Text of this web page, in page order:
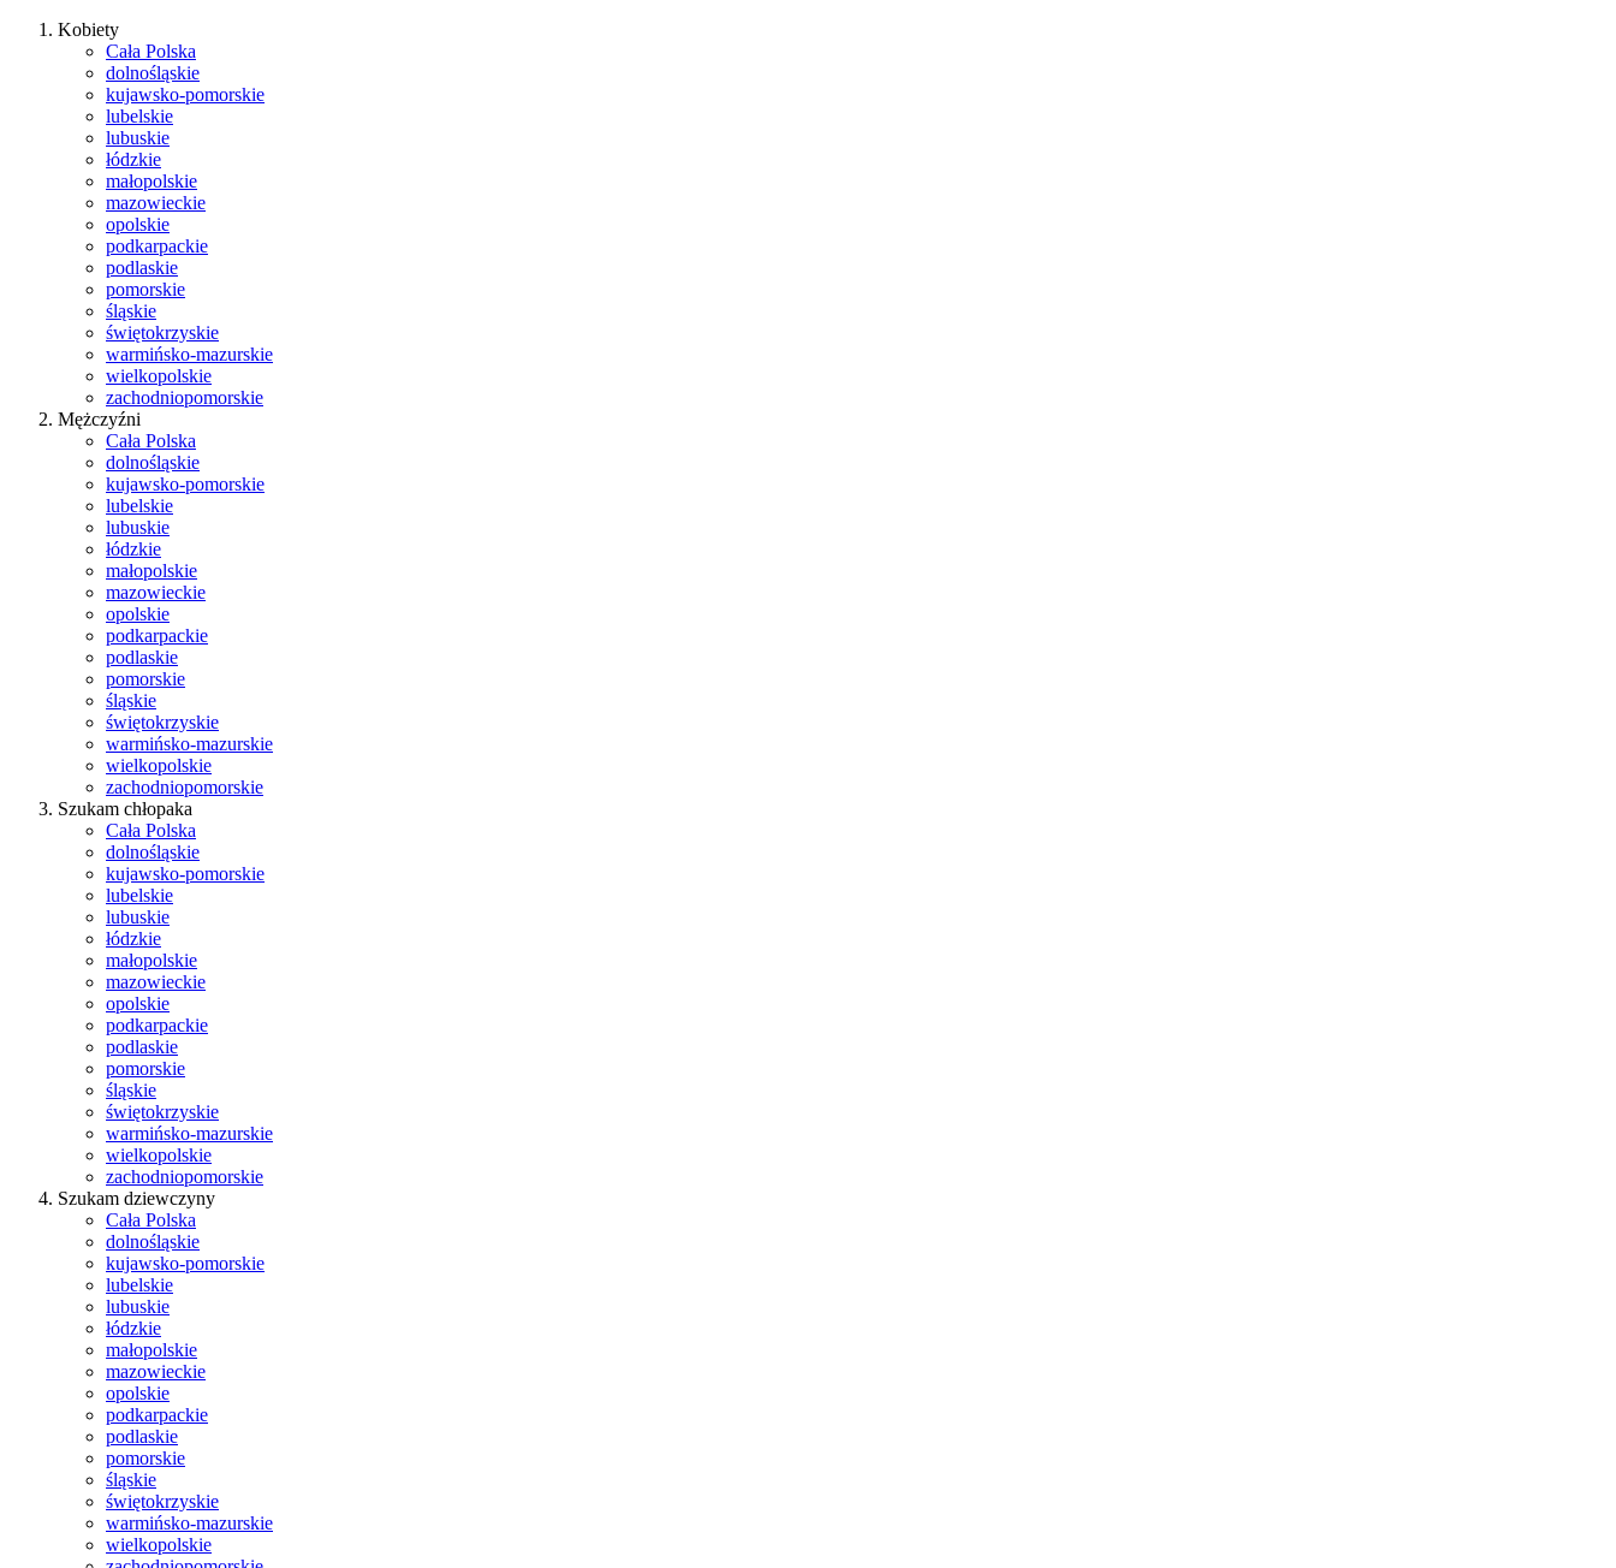
Kobiety
Cała Polska
dolnośląskie
kujawsko-pomorskie
lubelskie
lubuskie
łódzkie
małopolskie
mazowieckie
opolskie
podkarpackie
podlaskie
pomorskie
śląskie
świętokrzyskie
warmińsko-mazurskie
wielkopolskie
zachodniopomorskie
Mężczyźni
Cała Polska
dolnośląskie
kujawsko-pomorskie
lubelskie
lubuskie
łódzkie
małopolskie
mazowieckie
opolskie
podkarpackie
podlaskie
pomorskie
śląskie
świętokrzyskie
warmińsko-mazurskie
wielkopolskie
zachodniopomorskie
Szukam chłopaka
Cała Polska
dolnośląskie
kujawsko-pomorskie
lubelskie
lubuskie
łódzkie
małopolskie
mazowieckie
opolskie
podkarpackie
podlaskie
pomorskie
śląskie
świętokrzyskie
warmińsko-mazurskie
wielkopolskie
zachodniopomorskie
Szukam dziewczyny
Cała Polska
dolnośląskie
kujawsko-pomorskie
lubelskie
lubuskie
łódzkie
małopolskie
mazowieckie
opolskie
podkarpackie
podlaskie
pomorskie
śląskie
świętokrzyskie
warmińsko-mazurskie
wielkopolskie